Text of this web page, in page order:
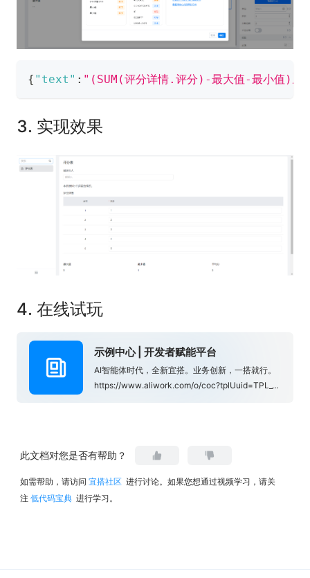
{ "text" : "(SUM(​评分详情.评分​)-​最大值​-​最小值​)/
3. 实现效果
4. 在线试玩
示例中心 | 开发者赋能平台
AI智能体时代，全新宜搭。业务创新，一搭就行。
https://www.aliwork.com/o/coc?tplUuid=TPL_VLDQ783Y4MYKI7LQVS95&from=yuque_subject
此文档对您是否有帮助？
如需帮助，请访问 宜搭社区 进行讨论。如果您想通过视频学习，请关
注 低代码宝典 进行学习。